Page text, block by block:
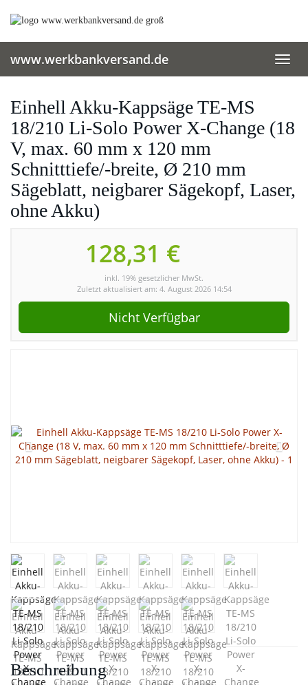
www.werkbankversand.de
Einhell Akku-Kappsäge TE-MS
18/210 Li-Solo Power X-Change (18
V, max. 60 mm x 120 mm
Schnitttiefe/-breite, Ø 210 mm
Sägeblatt, neigbarer Sägekopf, Laser,
ohne Akku)
128,31 €
inkl. 19% gesetzlicher MwSt.
Zuletzt aktualisiert am: 4. August 2026 14:54
Nicht Verfügbar
Beschreibung